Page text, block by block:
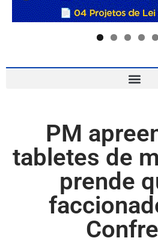
PM
tabletes de
prende